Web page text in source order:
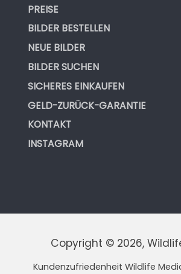
PREISE
BILDER BESTELLEN
NEUE BILDER
BILDER SUCHEN
SICHERES EINKAUFEN
GELD-ZURÜCK-GARANTIE
KONTAKT
INSTAGRAM
Copyright © 2026,
Kundenzufriedenheit Wildlife